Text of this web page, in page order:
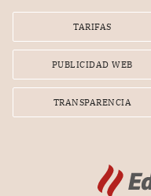
TARIFAS
PUBLICIDAD WEB
TRANSPARENCIA